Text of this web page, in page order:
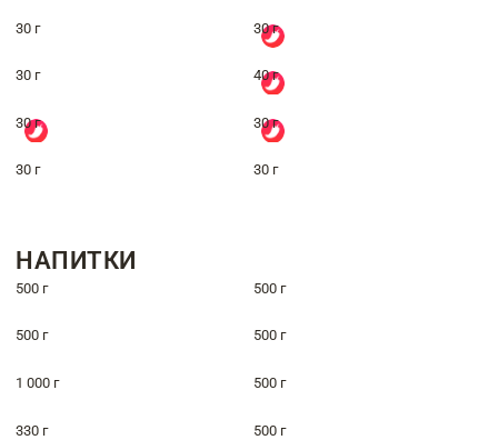
30 г 30 г
30 г 40 г
30 г 30 г
30 г 30 г
НАПИТКИ
500 г 500 г
500 г 500 г
1 000 г 500 г
330 г 500 г